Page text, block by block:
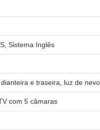
Sistema Inglês
e traseira, luz de
com 5 câmaras